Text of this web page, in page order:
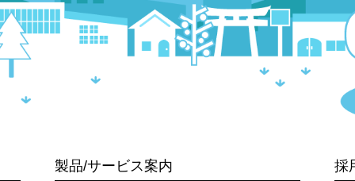
製品/サービス案内 採